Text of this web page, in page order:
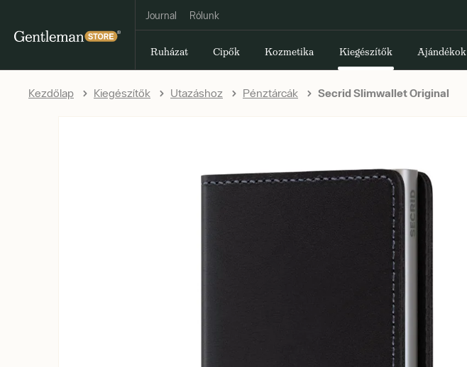
Journal Rólunk
Ruházat Cipők Kozmetika Kiegészítők Ajándékok
Kezdőlap Kiegészítők Utazáshoz Pénztárcák Secrid Slimwallet Original